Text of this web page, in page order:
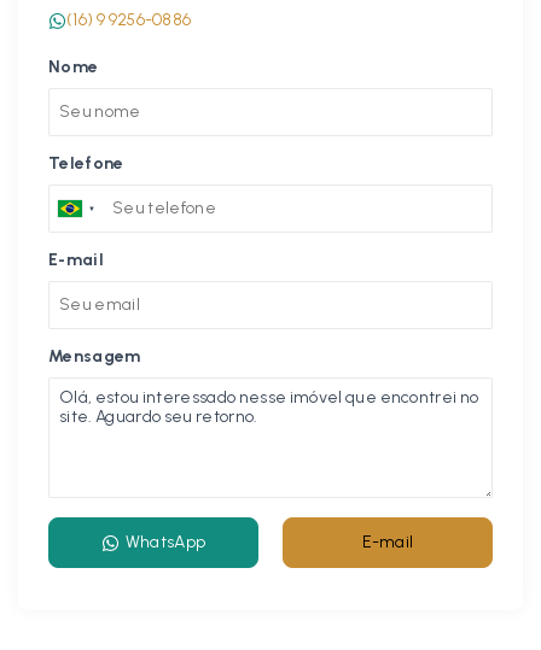
(16) 9 9256-0886
Nome
Telefone
E-mail
Mensagem
WhatsApp E-mail